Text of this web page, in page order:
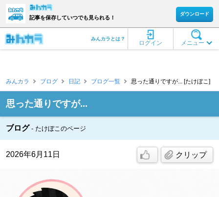
記事を保存していつでも見られる！
ダウンロード
メニュー
ログイン
みんカラとは？
みんカラ ブログ 日記 ブログ一覧 思った通りですが... [たけぼこ]
思った通りですが...
ブログ たけぼこのページ
2026年6月11日 クリップ